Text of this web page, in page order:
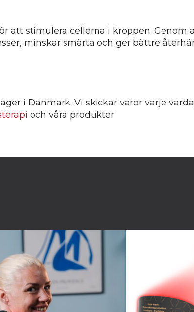
att stimulera cellerna i kroppen.
minskar smärta och ger bättre
i Danmark. Vi skickar varor varje
och våra produkter